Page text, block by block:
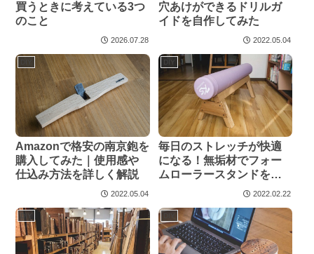
買うときに考えている3つ
のこと
2026.07.28
穴あけができるドリルガ
イドを自作してみた
2022.05.04
Amazonで格安の南京鉋を
購入してみた｜使用感や
仕込み方法を詳しく解説
2022.05.04
DIY
毎日のストレッチが快適
になる！無垢材でフォー
ムローラースタンドを作
2022.02.22